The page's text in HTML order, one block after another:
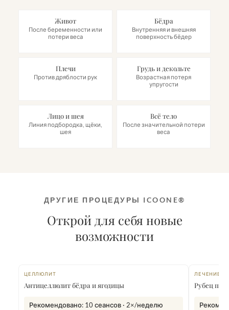
Живот
После беременности или
потери веса
Бёдра
Внутренняя и внешняя
поверхность бёдер
Плечи
Против дряблости рук
Грудь и декольте
Возрастная потеря
упругости
Лицо и шея
Линия подбородка, щёки,
шея
Всё тело
После значительной потери
веса
ДРУГИЕ ПРОЦЕДУРЫ ICOONE®
Открой для себя новые
возможности
ЦЕЛЛЮЛИТ
Антицеллюлит бёдра и ягодицы
Рекомендовано: 10 сеансов · 2×/неделю
ЛЕЧЕНИЕ
Рубец